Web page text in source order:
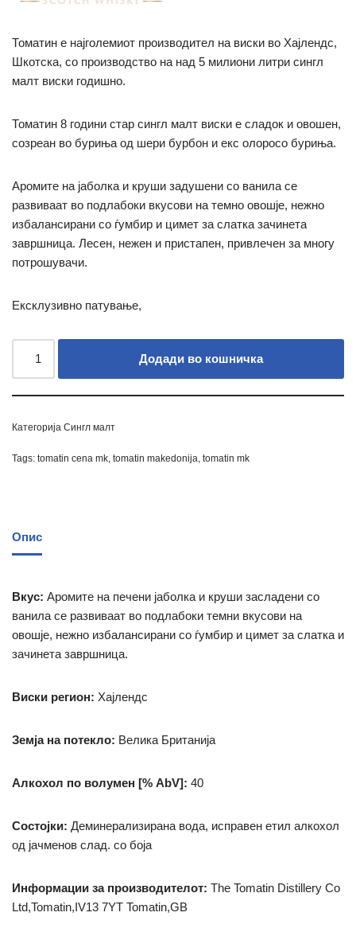
Томатин е најголемиот производител на виски во Хајлендс,
Шкотска, со производство на над 5 милиони литри сингл
малт виски годишно.
Томатин 8 години стар сингл малт виски е сладок и овошен,
созреан во буриња од шери бурбон и екс олоросо буриња.
Аромите на јаболка и круши задушени со ванила се
развиваат во подлабоки вкусови на темно овошје, нежно
избалансирани со ѓумбир и цимет за слатка зачинета
завршница. Лесен, нежен и пристапен, привлечен за многу
потрошувачи.
Ексклузивно патување,
Додади во кошничка
Категорија Сингл малт
Tags: tomatin cena mk tomatin makedonija tomatin mk
Опис
Вкус: Аромите на печени јаболка и круши засладени со
ванила се развиваат во подлабоки темни вкусови на
овошје, нежно избалансирани со ѓумбир и цимет за слатка и
зачинета завршница.
Виски регион: Хајлендс
Земја на потекло: Велика Британија
Алкохол по волумен [% AbV]: 40
Состојки: Деминерализирана вода, исправен етил алкохол
од јачменов слад. со боја
Информации за производителот: The Tomatin Distillery Co
Ltd,Tomatin,IV13 7YT Tomatin,GB